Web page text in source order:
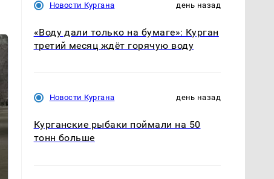
Новости Кургана день назад
«Воду дали только на бумаге»: Курган
третий месяц ждёт горячую воду
Новости Кургана день назад
Курганские рыбаки поймали на 50
тонн больше